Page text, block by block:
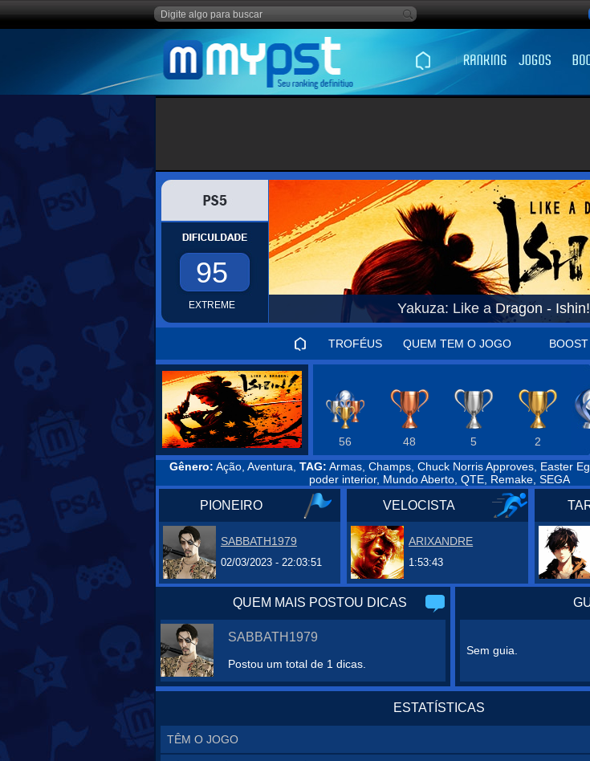
95
EXTREME Yakuza: Like a Dragon - Ishin!
TROFÉUS QUEM TEM O JOGO BOOST
56 48 5
2
Gênero: Ação, Aventura, TAG: Armas, Champs, Chuck Norris Approves, Easter
poder interior, Mundo Aberto, QTE, Remake, SEGA
PIONEIRO
SABBATH1979
02/03/2023 - 22:03:51
VELOCISTA
ARIXANDRE
1:53:43
QUEM MAIS POSTOU DICAS
SABBATH1979
Postou um total de 1 dicas.
Sem guia.
ESTATÍSTICAS
TÊM O JOGO